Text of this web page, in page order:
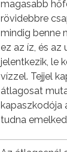
magasabb
rövidebbre
mindig benne
ez az íz, és az
jelentkezik, le
vízzel. Tejjel
átlagosat
kapaszkodója
tudna